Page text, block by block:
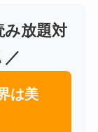
み放題対
／
は美